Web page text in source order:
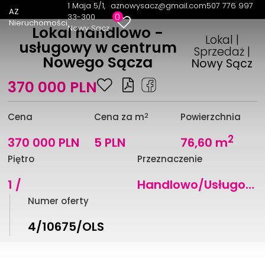
AZ
Nieruchomości
1 Maja 5/1
33-300
Nowy Sącz
aznowysacz@gmail.com507 776 997
0
Lokal handlowo -
usługowy w centrum
Nowego Sącza
Lokal |
Sprzedaż |
Nowy Sącz
370 000 PLN
Cena
370 000 PLN
Cena za m2
5 PLN
Powierzchnia
76,60 m2
Piętro
1 /
Przeznaczenie
Handlowo/Usługowe
Numer oferty
4/10675/OLS